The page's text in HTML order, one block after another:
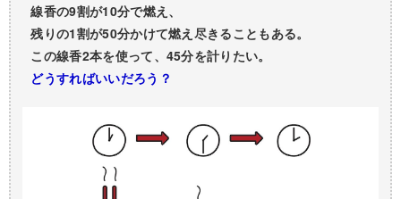
線香の9割が10分で燃え、
残りの1割が50分かけて燃え尽きることもある。
この線香2本を使って、45分を計りたい。
どうすればいいだろう？